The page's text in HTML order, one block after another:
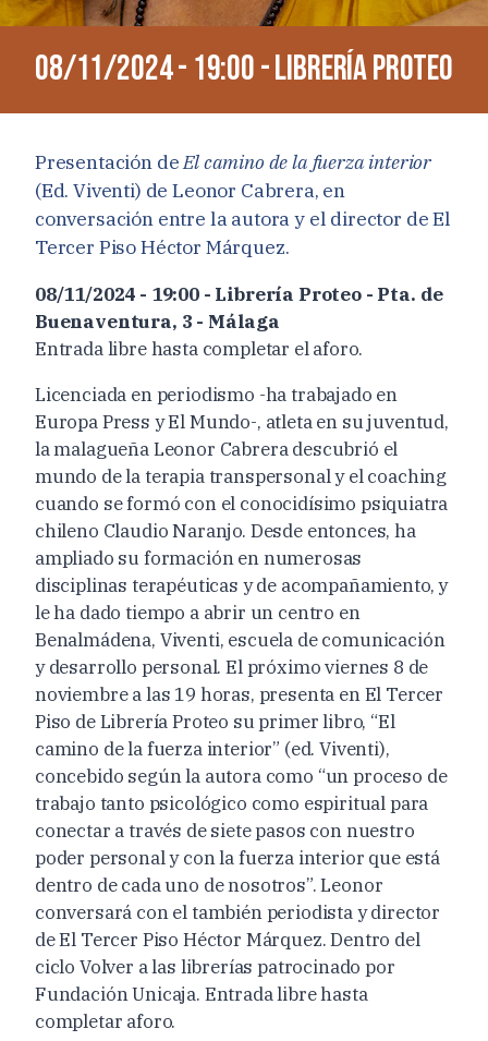
08/11/2024 - 19:00 - Librería Proteo
Presentación deEl camino de la fuerza interior
(Ed. Viventi) de Leonor Cabrera, en
conversación entre la autora y el director de El
Tercer Piso Héctor Márquez.
08/11/2024 - 19:00 - Librería Proteo - Pta. de
Buenaventura, 3 - Málaga
Entrada libre hasta completar el aforo.
Licenciada en periodismo -ha trabajado en
Europa Press y El Mundo-, atleta en su juventud,
la malagueña Leonor Cabrera descubrió el
mundo de la terapia transpersonal y el coaching
cuando se formó con el conocidísimo psiquiatra
chileno Claudio Naranjo. Desde entonces, ha
ampliado su formación en numerosas
disciplinas terapéuticas y de acompañamiento, y
le ha dado tiempo a abrir un centro en
Benalmádena, Viventi, escuela de comunicación
y desarrollo personal. El próximo viernes 8 de
noviembre a las 19 horas, presenta en El Tercer
Piso de Librería Proteo su primer libro, “El
camino de la fuerza interior” (ed. Viventi),
concebido según la autora como “un proceso de
trabajo tanto psicológico como espiritual para
conectar a través de siete pasos con nuestro
poder personal y con la fuerza interior que está
dentro de cada uno de nosotros”. Leonor
conversará con el también periodista y director
de El Tercer Piso Héctor Márquez. Dentro del
ciclo Volver a las librerías patrocinado por
Fundación Unicaja. Entrada libre hasta
completar aforo.